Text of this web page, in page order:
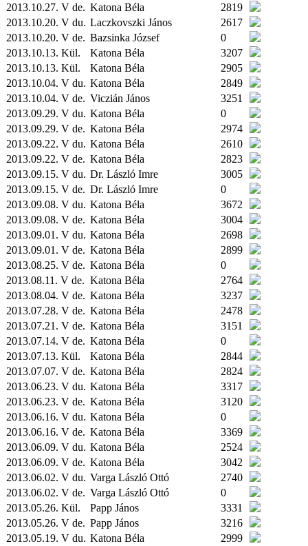
2013.10.27. V de. Katona Béla
2819
2013.10.20. V du. Laczkovszki János
2617
2013.10.20. V de. Bazsinka József
0
2013.10.13. Kül. Katona Béla
3207
2013.10.13. Kül. Katona Béla
2905
2013.10.04. V du. Katona Béla
2849
2013.10.04. V de. Viczián János
3251
2013.09.29. V du. Katona Béla
0
2013.09.29. V de. Katona Béla
2974
2013.09.22. V du. Katona Béla
2610
2013.09.22. V de. Katona Béla
2823
2013.09.15. V du. Dr. László Imre
3005
2013.09.15. V de. Dr. László Imre
0
2013.09.08. V du. Katona Béla
3672
2013.09.08. V de. Katona Béla
3004
2013.09.01. V du. Katona Béla
2698
2013.09.01. V de. Katona Béla
2899
2013.08.25. V de. Katona Béla
0
2013.08.11. V de. Katona Béla
2764
2013.08.04. V de. Katona Béla
3237
2013.07.28. V de. Katona Béla
2478
2013.07.21. V de. Katona Béla
3151
2013.07.14. V de. Katona Béla
0
2013.07.13. Kül. Katona Béla
2844
2013.07.07. V de. Katona Béla
2824
2013.06.23. V du. Katona Béla
3317
2013.06.23. V de. Katona Béla
3120
2013.06.16. V du. Katona Béla
0
2013.06.16. V de. Katona Béla
3369
2013.06.09. V du. Katona Béla
2524
2013.06.09. V de. Katona Béla
3042
2013.06.02. V du. Varga László Ottó
2740
2013.06.02. V de. Varga László Ottó
0
2013.05.26. Kül. Papp János
3331
2013.05.26. V de. Papp János
3216
2013.05.19. V du. Katona Béla
2999